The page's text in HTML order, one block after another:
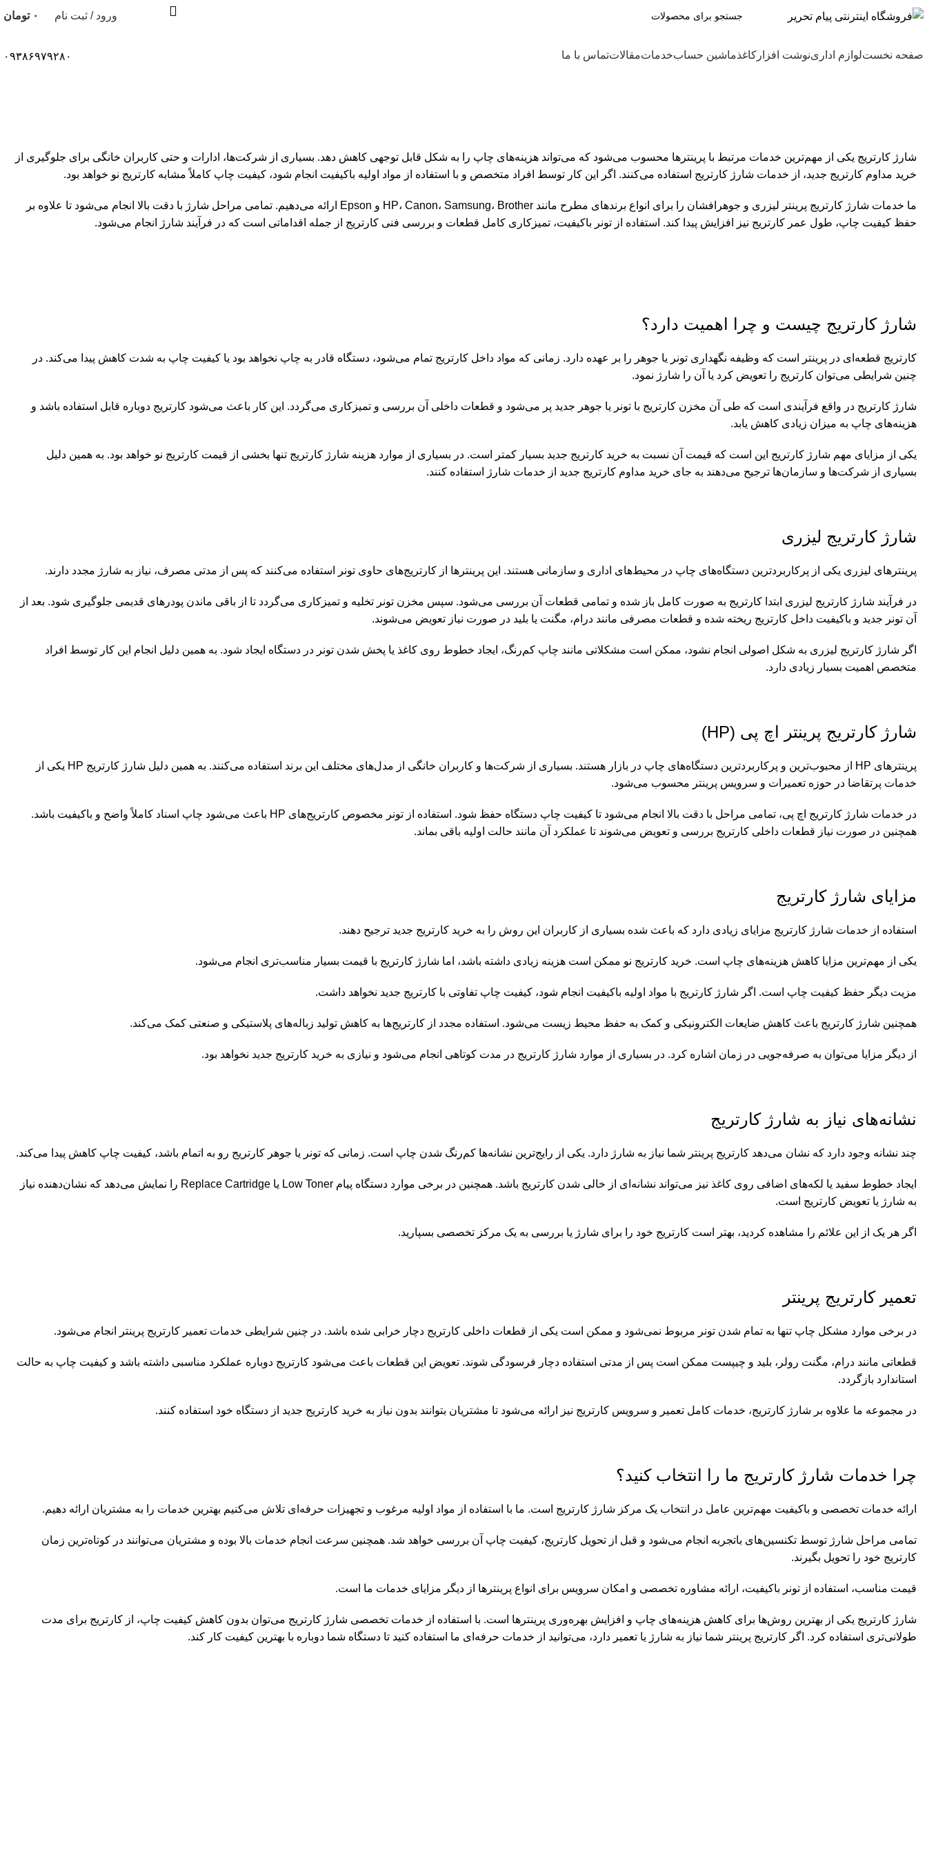
ورود / ثبت نام ۰ تومان
صفحه نخستلوازم ادارینوشت افزار کاغذماشین حسابخدماتمقالاتتماس با ما ۰۹۳۸۶۹۷۹۲۸۰
شارژ کارتریج یکی از مهم‌ترین خدمات مرتبط با پرینترها محسوب می‌شود که می‌تواند هزینه‌های چاپ را به شکل قابل توجهی کاهش دهد. بسیاری از شرکت‌ها، ادارات و حتی کاربران خانگی برای جلوگیری از
خرید مداوم کارتریج جدید، از خدمات شارژ کارتریج استفاده می‌کنند. اگر این کار توسط افراد متخصص و با استفاده از مواد اولیه باکیفیت انجام شود، کیفیت چاپ کاملاً مشابه کارتریج نو خواهد بود.
ما خدمات شارژ کارتریج پرینتر لیزری و جوهرافشان را برای انواع برندهای مطرح مانند HP، Canon، Samsung، Brother و Epson ارائه می‌دهیم. تمامی مراحل شارژ با دقت بالا انجام می‌شود تا علاوه بر
حفظ کیفیت چاپ، طول عمر کارتریج نیز افزایش پیدا کند. استفاده از تونر باکیفیت، تمیزکاری کامل قطعات و بررسی فنی کارتریج از جمله اقداماتی است که در فرآیند شارژ انجام می‌شود.
شارژ کارتریج چیست و چرا اهمیت دارد؟
کارتریج قطعه‌ای در پرینتر است که وظیفه نگهداری تونر یا جوهر را بر عهده دارد. زمانی که مواد داخل کارتریج تمام می‌شود، دستگاه قادر به چاپ نخواهد بود یا کیفیت چاپ به شدت کاهش پیدا می‌کند. در
چنین شرایطی می‌توان کارتریج را تعویض کرد یا آن را شارژ نمود.
شارژ کارتریج در واقع فرآیندی است که طی آن مخزن کارتریج با تونر یا جوهر جدید پر می‌شود و قطعات داخلی آن بررسی و تمیزکاری می‌گردد. این کار باعث می‌شود کارتریج دوباره قابل استفاده باشد و
هزینه‌های چاپ به میزان زیادی کاهش یابد.
یکی از مزایای مهم شارژ کارتریج این است که قیمت آن نسبت به خرید کارتریج جدید بسیار کمتر است. در بسیاری از موارد هزینه شارژ کارتریج تنها بخشی از قیمت کارتریج نو خواهد بود. به همین دلیل
بسیاری از شرکت‌ها و سازمان‌ها ترجیح می‌دهند به جای خرید مداوم کارتریج جدید از خدمات شارژ استفاده کنند.
شارژ کارتریج لیزری
پرینترهای لیزری یکی از پرکاربردترین دستگاه‌های چاپ در محیط‌های اداری و سازمانی هستند. این پرینترها از کارتریج‌های حاوی تونر استفاده می‌کنند که پس از مدتی مصرف، نیاز به شارژ مجدد دارند.
در فرآیند شارژ کارتریج لیزری ابتدا کارتریج به صورت کامل باز شده و تمامی قطعات آن بررسی می‌شود. سپس مخزن تونر تخلیه و تمیزکاری می‌گردد تا از باقی ماندن پودرهای قدیمی جلوگیری شود. بعد از
آن تونر جدید و باکیفیت داخل کارتریج ریخته شده و قطعات مصرفی مانند درام، مگنت یا بلید در صورت نیاز تعویض می‌شوند.
اگر شارژ کارتریج لیزری به شکل اصولی انجام نشود، ممکن است مشکلاتی مانند چاپ کم‌رنگ، ایجاد خطوط روی کاغذ یا پخش شدن تونر در دستگاه ایجاد شود. به همین دلیل انجام این کار توسط افراد
متخصص اهمیت بسیار زیادی دارد.
شارژ کارتریج پرینتر اچ پی (HP)
پرینترهای HP از محبوب‌ترین و پرکاربردترین دستگاه‌های چاپ در بازار هستند. بسیاری از شرکت‌ها و کاربران خانگی از مدل‌های مختلف این برند استفاده می‌کنند. به همین دلیل شارژ کارتریج HP یکی از
خدمات پرتقاضا در حوزه تعمیرات و سرویس پرینتر محسوب می‌شود.
در خدمات شارژ کارتریج اچ پی، تمامی مراحل با دقت بالا انجام می‌شود تا کیفیت چاپ دستگاه حفظ شود. استفاده از تونر مخصوص کارتریج‌های HP باعث می‌شود چاپ اسناد کاملاً واضح و باکیفیت باشد.
همچنین در صورت نیاز قطعات داخلی کارتریج بررسی و تعویض می‌شوند تا عملکرد آن مانند حالت اولیه باقی بماند.
مزایای شارژ کارتریج
استفاده از خدمات شارژ کارتریج مزایای زیادی دارد که باعث شده بسیاری از کاربران این روش را به خرید کارتریج جدید ترجیح دهند.
یکی از مهم‌ترین مزایا کاهش هزینه‌های چاپ است. خرید کارتریج نو ممکن است هزینه زیادی داشته باشد، اما شارژ کارتریج با قیمت بسیار مناسب‌تری انجام می‌شود.
مزیت دیگر حفظ کیفیت چاپ است. اگر شارژ کارتریج با مواد اولیه باکیفیت انجام شود، کیفیت چاپ تفاوتی با کارتریج جدید نخواهد داشت.
همچنین شارژ کارتریج باعث کاهش ضایعات الکترونیکی و کمک به حفظ محیط زیست می‌شود. استفاده مجدد از کارتریج‌ها به کاهش تولید زباله‌های پلاستیکی و صنعتی کمک می‌کند.
از دیگر مزایا می‌توان به صرفه‌جویی در زمان اشاره کرد. در بسیاری از موارد شارژ کارتریج در مدت کوتاهی انجام می‌شود و نیازی به خرید کارتریج جدید نخواهد بود.
نشانه‌های نیاز به شارژ کارتریج
چند نشانه وجود دارد که نشان می‌دهد کارتریج پرینتر شما نیاز به شارژ دارد. یکی از رایج‌ترین نشانه‌ها کم‌رنگ شدن چاپ است. زمانی که تونر یا جوهر کارتریج رو به اتمام باشد، کیفیت چاپ کاهش پیدا می‌کند.
ایجاد خطوط سفید یا لکه‌های اضافی روی کاغذ نیز می‌تواند نشانه‌ای از خالی شدن کارتریج باشد. همچنین در برخی موارد دستگاه پیام Low Toner یا Replace Cartridge را نمایش می‌دهد که نشان‌دهنده نیاز
به شارژ یا تعویض کارتریج است.
اگر هر یک از این علائم را مشاهده کردید، بهتر است کارتریج خود را برای شارژ یا بررسی به یک مرکز تخصصی بسپارید.
تعمیر کارتریج پرینتر
در برخی موارد مشکل چاپ تنها به تمام شدن تونر مربوط نمی‌شود و ممکن است یکی از قطعات داخلی کارتریج دچار خرابی شده باشد. در چنین شرایطی خدمات تعمیر کارتریج پرینتر انجام می‌شود.
قطعاتی مانند درام، مگنت رولر، بلید و چیپست ممکن است پس از مدتی استفاده دچار فرسودگی شوند. تعویض این قطعات باعث می‌شود کارتریج دوباره عملکرد مناسبی داشته باشد و کیفیت چاپ به حالت
استاندارد بازگردد.
در مجموعه ما علاوه بر شارژ کارتریج، خدمات کامل تعمیر و سرویس کارتریج نیز ارائه می‌شود تا مشتریان بتوانند بدون نیاز به خرید کارتریج جدید از دستگاه خود استفاده کنند.
چرا خدمات شارژ کارتریج ما را انتخاب کنید؟
ارائه خدمات تخصصی و باکیفیت مهم‌ترین عامل در انتخاب یک مرکز شارژ کارتریج است. ما با استفاده از مواد اولیه مرغوب و تجهیزات حرفه‌ای تلاش می‌کنیم بهترین خدمات را به مشتریان ارائه دهیم.
تمامی مراحل شارژ توسط تکنسین‌های باتجربه انجام می‌شود و قبل از تحویل کارتریج، کیفیت چاپ آن بررسی خواهد شد. همچنین سرعت انجام خدمات بالا بوده و مشتریان می‌توانند در کوتاه‌ترین زمان
کارتریج خود را تحویل بگیرند.
قیمت مناسب، استفاده از تونر باکیفیت، ارائه مشاوره تخصصی و امکان سرویس برای انواع پرینترها از دیگر مزایای خدمات ما است.
شارژ کارتریج یکی از بهترین روش‌ها برای کاهش هزینه‌های چاپ و افزایش بهره‌وری پرینترها است. با استفاده از خدمات تخصصی شارژ کارتریج می‌توان بدون کاهش کیفیت چاپ، از کارتریج برای مدت
طولانی‌تری استفاده کرد. اگر کارتریج پرینتر شما نیاز به شارژ یا تعمیر دارد، می‌توانید از خدمات حرفه‌ای ما استفاده کنید تا دستگاه شما دوباره با بهترین کیفیت کار کند.